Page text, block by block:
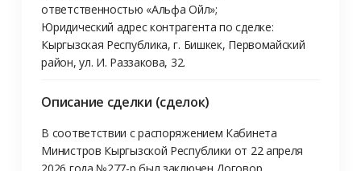
ответственностью «Альфа Ойл»;
Юридический адрес контрагента по сделке:
Кыргызская Республика, г. Бишкек, Первомайский
Описание сделки (сделок)
В соответствии с распоряжением Кабинета
Министров Кыргызской Республики от 22 апреля